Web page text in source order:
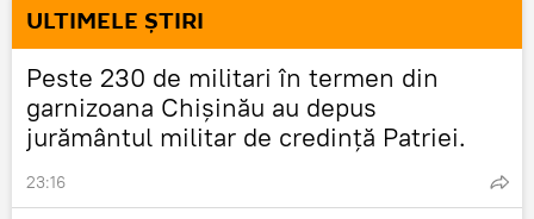
ULTIMELE ȘTIRI
Peste 230 de militari în termen din
garnizoana Chișinău au depus
jurământul militar de credință Patriei.
23:16